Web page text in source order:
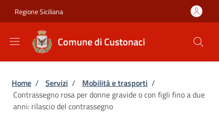
Regione Siciliana
Comune di Custonaci
Briciole di pane
Home / Servizi / Mobilità e trasporti /
Contrassegno rosa per donne gravide o con figli fino a due
anni: rilascio del contrassegno